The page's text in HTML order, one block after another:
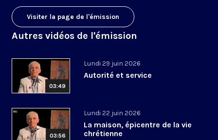
Visiter la page de l'émission
Autres vidéos de l'émission
03:49
Lundi 29 juin 2026
Autorité et service
03:56
Lundi 22 juin 2026
La maison, épicentre de la vie
chrétienne